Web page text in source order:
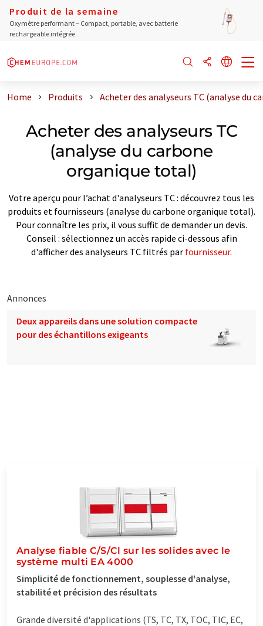
Produit de la semaine
Oxymètre performant – Compact, portable, avec batterie
rechargeable intégrée
Home Produits Acheter des analyseurs TC (analyse du
Acheter des analyseurs TC
(analyse du carbone
organique total)
Votre aperçu pour l’achat d'analyseurs TC : découvrez tous les
produits et fournisseurs (analyse du carbone organique total).
Pour connaître les prix, il vous suffit de demander un devis.
Conseil : sélectionnez un accès rapide ci-dessous afin
d'afficher des analyseurs TC filtrés par fournisseur.
Annonces
Deux appareils dans une solution compacte
pour des échantillons exigeants
Analyse fiable C/S/Cl sur les solides avec le
système multi EA 4000
Simplicité de fonctionnement, souplesse d'analyse,
stabilité et précision des résultats
Grande diversité d'applications (TS, TC, TX, TOC, TIC, EC,